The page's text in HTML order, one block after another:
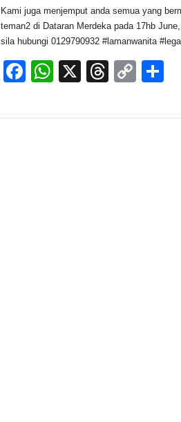
Kami juga menjemput anda semua yang
teman2 di Dataran Merdeka pada 17hb
sila hubungi 0129790932 #lamanwanita
F
W X
T
C